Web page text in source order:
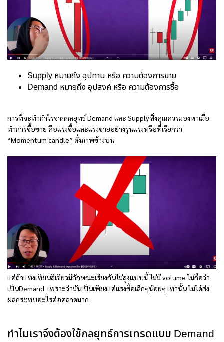
Supply หมายถึง อุปทาน หรือ ความต้องการขาย
Demand หมายถึง อุปสงค์ หรือ ความต้องการซื้อ
การที่จะทำกำไรจากกลยุทธ์ Demand และ Supply สิ่งคุณควรมองหาเมื่อ
ทำการซื้อขาย คือแรงซื้อและแรงขายอย่างรุนแรงหรือที่เรียกว่า
“Momentum candle” ดั่งภาพข้างบน
แต่ถ้าแท่งเทียนสีเขียวมีลักษณะเรียงกันไม่สูงแบบนี้ ไม่มี volume ไม่ถือว่า
เป็นDemand เพราะว่ามันเป็นเพียงแค่แรงซื้อเล็กๆน้อยๆ เท่านั้น ไม่ได้ส่ง
ผลกระทบอะไรต่อตลาดมาก
ทำไมเราจึงต้องใช้กลยุทธ์การเทรดแบบ Demand